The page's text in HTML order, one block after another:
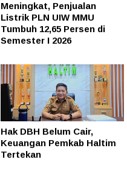
Meningkat, Penjualan
Listrik PLN UIW MMU
Tumbuh 12,65 Persen di
Semester I 2026
Hak DBH Belum Cair,
Keuangan Pemkab Haltim
Tertekan